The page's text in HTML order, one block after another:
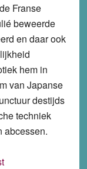
Franse
beweerde
en daar ook
hem in
van Japanse
destijds
techniek
abcessen.